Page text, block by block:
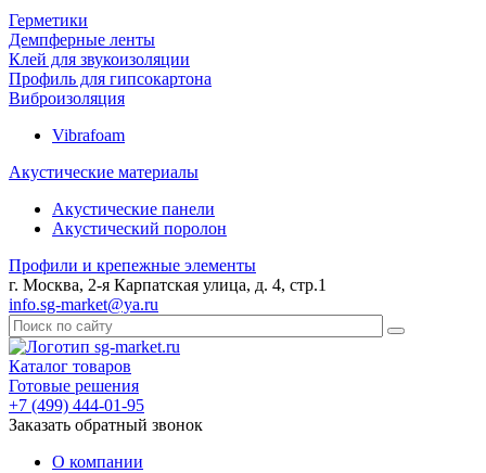
Герметики
Демпферные ленты
Клей для звукоизоляции
Профиль для гипсокартона
Виброизоляция
Vibrafoam
Акустические материалы
Акустические панели
Акустический поролон
Профили и крепежные элементы
г. Москва, 2-я Карпатская улица, д. 4, стр.1
info.sg-market@ya.ru
Каталог товаров
Готовые решения
+7 (499) 444-01-95
Заказать обратный звонок
О компании